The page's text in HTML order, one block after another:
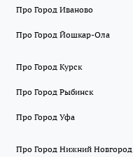
Про Город Иваново
Про Город Йошкар-Ола
Про Город Курск
Про Город Рыбинск
Про Город Уфа
Про Город Нижний Новгород